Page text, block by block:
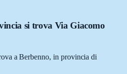
si trova Via Giacomo
a Berbenno, in provincia di